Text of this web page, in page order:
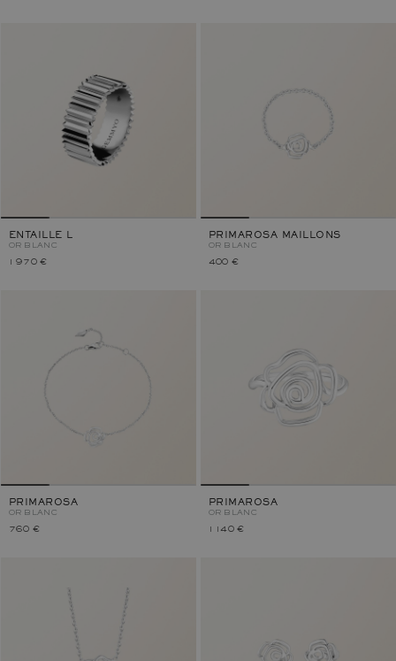
ENTAILLE L
OR BLANC
1 970 €
PRIMAROSA MAILLONS
OR BLANC
400 €
PRIMAROSA
OR BLANC
760 €
PRIMAROSA
OR BLANC
1 140 €